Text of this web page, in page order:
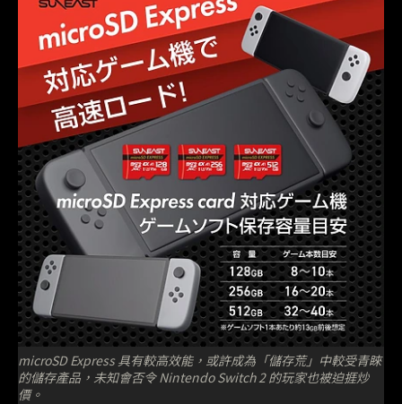
microSD Express 具有較高效能，或許成為「儲存荒」中較受青睞
的儲存產品，未知會否令 Nintendo Switch 2 的玩家也被迫捱炒
價。